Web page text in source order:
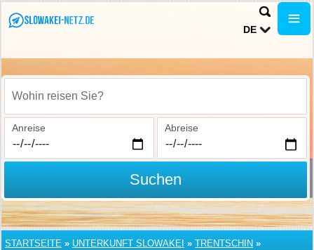
DE
Wohin reisen Sie?
Anreise Abreise
Suchen
STARTSEITE » UNTERKUNFT SLOWAKEI » TRENTSCHIN »